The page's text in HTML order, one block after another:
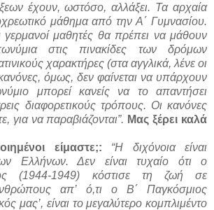
έχουν, ωστόσο, αλλάξει. Τα αρχαία
μάθημα από την Α΄ Γυμνασίου.
γερμανοί μαθητές θα πρέπει να μάθουν
στις πινακίδες των δρόμων
χαρακτήρες (στα αγγλικά, λένε οι
όμως, δεν φαίνεται να υπάρχουν
μπορεί κανείς να το απαντήσει
διαφορετικούς τρόπους. Οι κανόνες
για να παραβιάζονται”. Μας ξέρει καλά
είμαστε;:
“Η διχόνοια είναι
Ελλήνων. Δεν είναι τυχαίο ότι ο
(1944-1949) κόστισε τη ζωή σε
απ’ ό,τι ο Β΄ Παγκόσμιος
μας’, είναι το μεγαλύτερο κομπλιμέντο